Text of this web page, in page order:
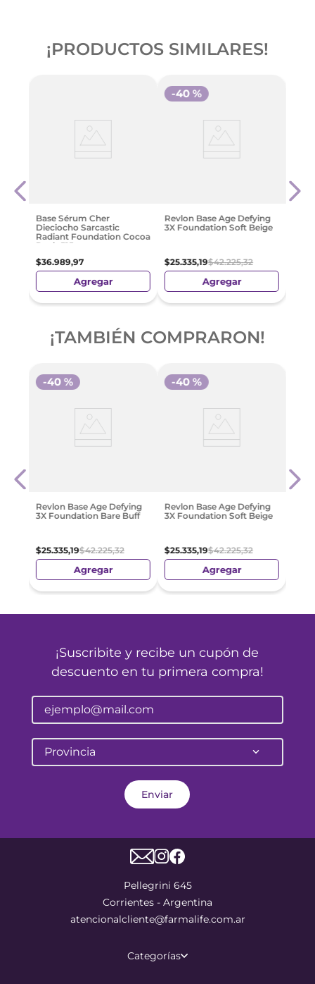
¡PRODUCTOS SIMILARES!
Base Sérum Cher
Dieciocho Sarcastic
Radiant Foundation Cocoa
Dusk 515
$36.989,97
Agregar
Revlon Base Age Defying
3X Foundation Soft Beige
$25.335,19$42.225,32
-40 %
Agregar
50
¡TAMBIÉN COMPRARON!
Revlon Base Age Defying
3X Foundation Bare Buff
$25.335,19$42.225,32
-40 %
Agregar
Revlon Base Age Defying
3X Foundation Soft Beige
$25.335,19$42.225,32
-40 %
Agregar
¡Suscribite y recibe un cupón de
descuento en tu primera compra!
Provincia
Enviar
Pellegrini 645
Corrientes - Argentina
atencionalcliente@farmalife.com.ar
Categorías